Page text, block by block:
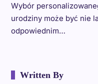
Wybór
urodziny może być nie
odpowiednim…
Written By